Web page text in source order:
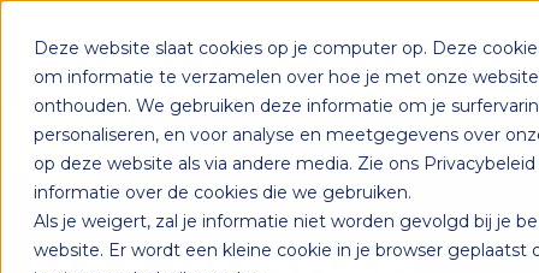
Deze website slaat cookies op je computer op. Deze
om informatie te verzamelen over hoe je met onze
onthouden. We gebruiken deze informatie om je
personaliseren, en voor analyse en meetgegevens over
op deze website als via andere media. Zie ons
informatie over de cookies die we gebruiken.
Als je weigert, zal je informatie niet worden gevolgd bij je
website. Er wordt een kleine cookie in je browser
Download
Submenu